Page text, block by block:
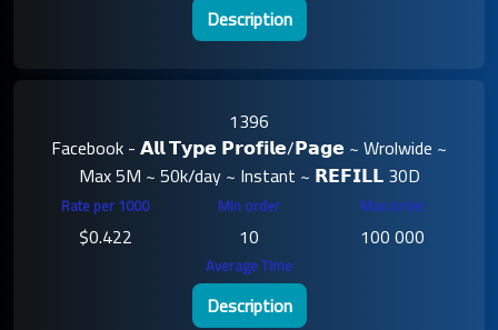
Description
1396
Facebook - 𝗔𝗹𝗹 𝗧𝘆𝗽𝗲 𝗣𝗿𝗼𝗳𝗶𝗹𝗲/𝗣𝗮𝗴𝗲 ~ Wrolwide ~
Max 5M ~ 50k/day ~ Instant ~ 𝗥𝗘𝗙𝗜𝗟𝗟 30D
$0.422
10 100 000
Description